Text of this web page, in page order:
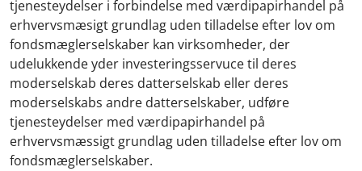
tjenesteydelser i forbindelse med værdipapirhandel på
erhvervsmæsigt grundlag uden tilladelse efter lov om
fondsmæglerselskaber kan virksomheder, der
udelukkende yder investeringsservuce til deres
moderselskab deres datterselskab eller deres
moderselskabs andre datterselskaber, udføre
tjenesteydelser med værdipapirhandel på
erhvervsmæssigt grundlag uden tilladelse efter lov om
fondsmæglerselskaber.